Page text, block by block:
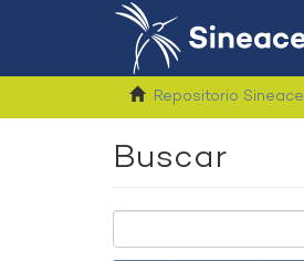
Repositorio Sineace
Buscar